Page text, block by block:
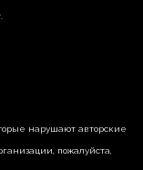
нарушают авторские
пожалуйста,